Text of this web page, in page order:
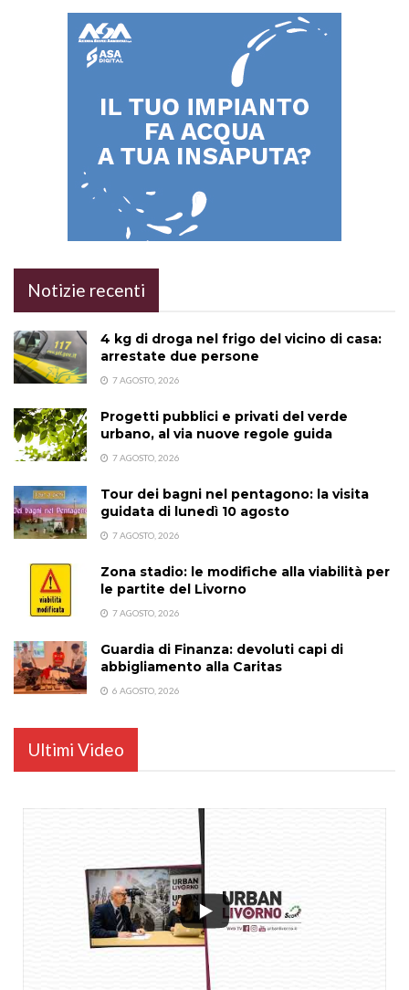
Notizie recenti
4 kg di droga nel frigo del vicino di casa:
arrestate due persone
7 AGOSTO, 2026
Progetti pubblici e privati del verde
urbano, al via nuove regole guida
7 AGOSTO, 2026
Tour dei bagni nel pentagono: la visita
guidata di lunedì 10 agosto
7 AGOSTO, 2026
Zona stadio: le modifiche alla viabilità per
le partite del Livorno
7 AGOSTO, 2026
Guardia di Finanza: devoluti capi di
abbigliamento alla Caritas
6 AGOSTO, 2026
Ultimi Video